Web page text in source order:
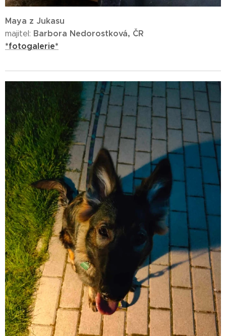
Maya z Jukasu
majitel: Barbora Nedorostková, ČR
*fotogalerie*